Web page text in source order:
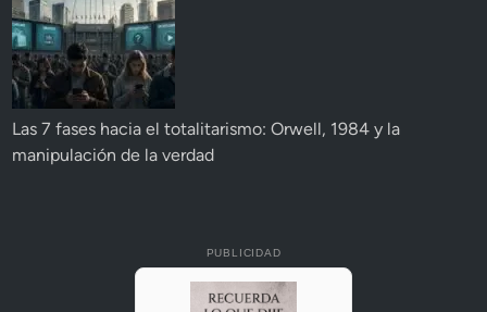
Las 7 fases hacia el totalitarismo: Orwell, 1984 y la
manipulación de la verdad
PUBLICIDAD